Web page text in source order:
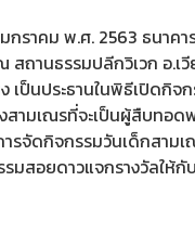
มกราคม พ.ศ. 2563 ธนาค
ถานธรรมปลีกวิเวก อ.เ
เป็นประธานในพิธีเปิดกิ
ามเณรที่จะเป็นผู้สืบทอด
ารจัดกิจกรรมวันเด็กสาม
มสอยดาวแจกรางวัลให้